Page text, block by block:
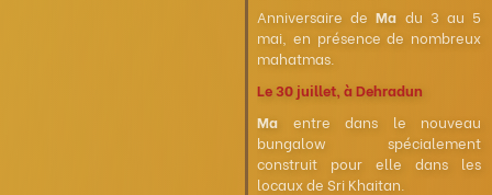
Anniversaire deMa du 3 au 5
mai, en présence de nombreux
mahatmas.
Le 30 juillet, à Dehradun
Ma entre dans le nouveau
bungalow spécialement
construit pour elle dans les
locaux de Sri Khaitan.